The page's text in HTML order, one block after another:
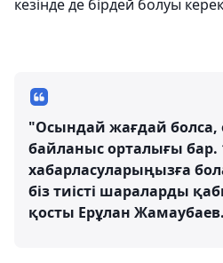
кезінде де бірдей болуы
"Осындай жағдай болса,
байланыс орталығы бар.
хабарласуларыңызға
біз тиісті шараларды
қосты Ерұлан Жамаубаев.